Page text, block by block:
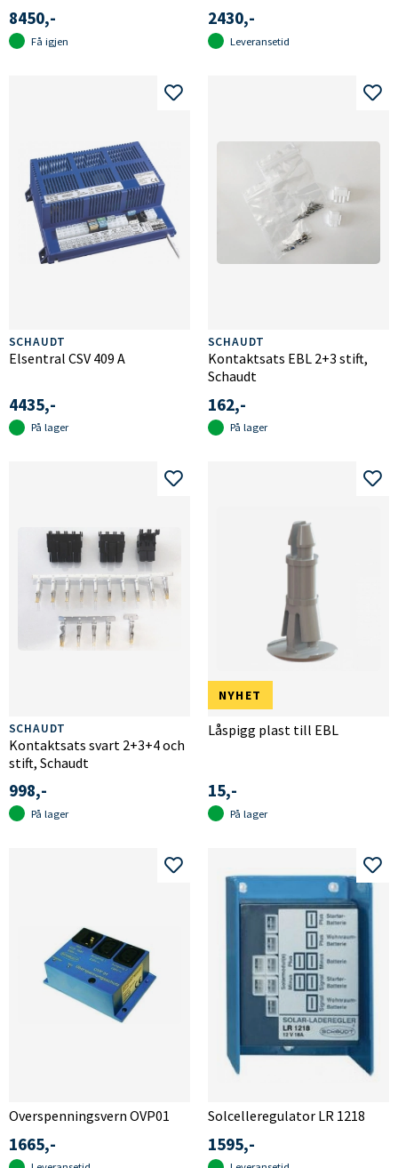
8450,-
Få igjen
2430,-
Leveransetid
SCHAUDT
Elsentral CSV 409 A
4435,-
På lager
SCHAUDT
Kontaktsats EBL 2+3 stift,
Schaudt
162,-
På lager
SCHAUDT
Kontaktsats svart 2+3+4 och
stift, Schaudt
998,-
På lager
NYHET
Låspigg plast till EBL
15,-
På lager
Overspenningsvern OVP01
1665,-
Solcelleregulator LR 1218
1595,-